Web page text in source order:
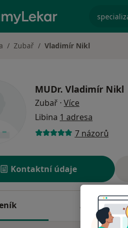
Zubař Vladimír Nikl
MUDr. Vladimír Nikl
Zubař · Více
Libina 1 adresa
7 názorů
Kontaktní údaje
Adresy